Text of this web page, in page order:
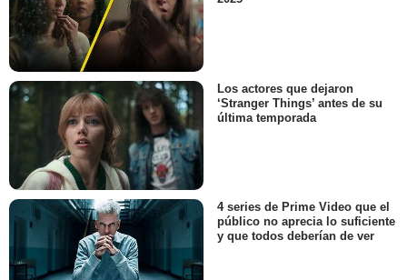
Los actores que dejaron
‘Stranger Things’ antes de su
última temporada
4 series de Prime Video que el
público no aprecia lo suficiente
y que todos deberían de ver